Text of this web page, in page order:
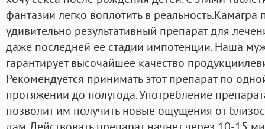
фантазии легко воплотить в реальность.Камагра
удивительно результативный препарат для
даже последней ее стадии импотенции. Наша
гарантирует высочайшее качество
Рекомендуется принимать этот препарат по
протяжении до полугода. Употребление
позволит им получить новые ощущения от